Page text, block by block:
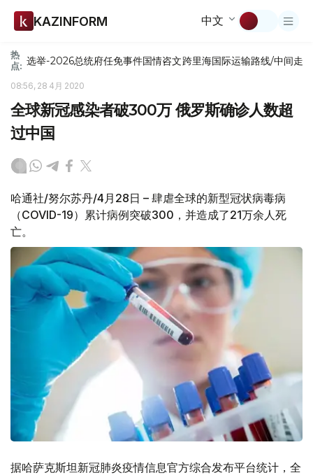
KAZINFORM 中文
热
点: 选举-2026总统府任免事件国情咨文跨里海国际运输路线/中间走廊
08:56, 28 4月 2020
全球新冠感染者破300万 俄罗斯确诊人数超
过中国
哈通社/努尔苏丹/4月28日 – 肆虐全球的新型冠状病毒病
（COVID-19）累计病例突破300，并造成了21万余人死
亡。
据哈萨克斯坦新冠肺炎疫情信息官方综合发布平台统计，全